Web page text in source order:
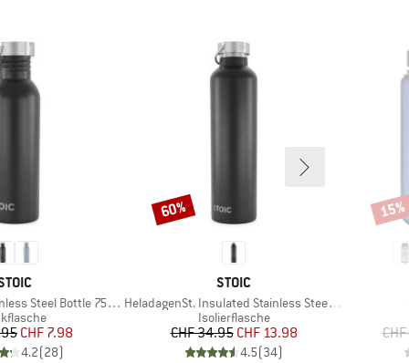
Steel Bottle 750ml
Preis
reduzierter Preis
CHF 7.98
4.2(28)
MARKE
STOIC
Artikel
HeladagenSt. Insulated Stainless Steel Bottle 1L
Produktgruppe
Isolierflasche
Preis
CHF 34.95reduzierter Preis
CHF 13.98
4.5(34)
Rabatt
60% 15%